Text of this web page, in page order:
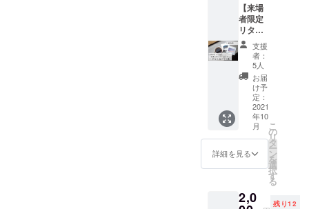
【来場
者限定
リター
ン！】
・期間
限定デ
ザイン
（展示
の写真
をプリ
ント）
のド
リップ
バッグ
×2 ・
コー
ケット
（写真
支援
者：
5人
お届
け予
定：
2021
年10
月
詳細を見る
こ
の
リ
タ
ー
ン
を
選
択
す
る
2,0 残り12